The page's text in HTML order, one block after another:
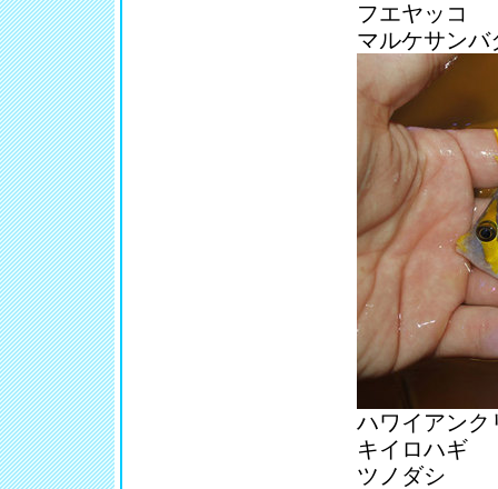
フエヤッコ
マルケサンバ
ハワイアンク
キイロハギ
ツノダシ